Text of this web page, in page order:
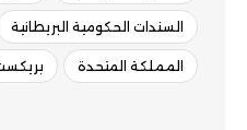
السندات الحكومية البريطانية
المملكة المتحدة